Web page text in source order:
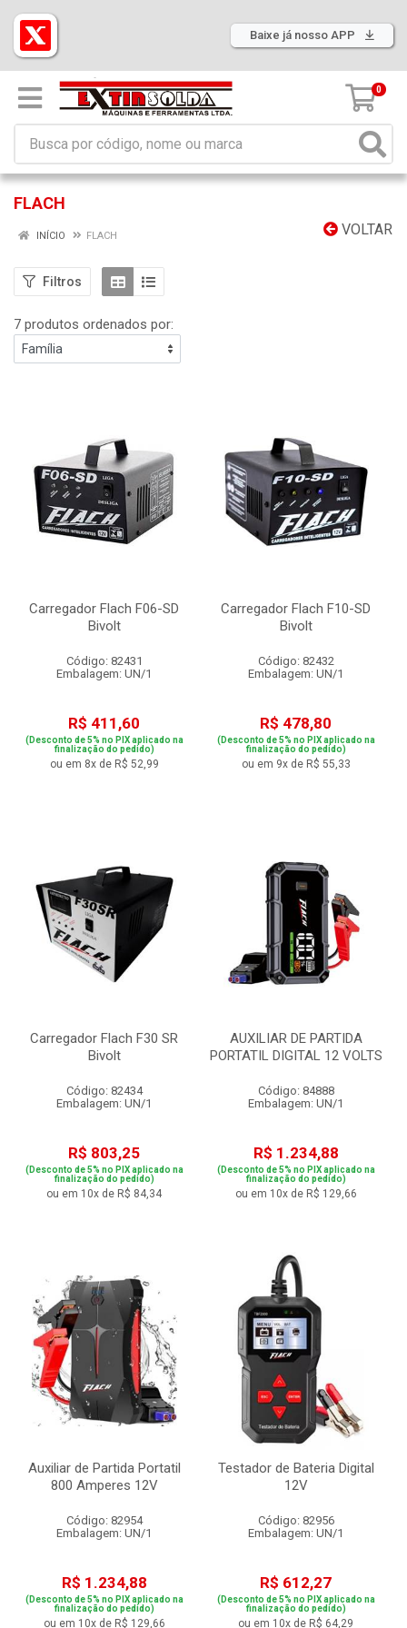
Baixe já nosso APP
0
FLACH
VOLTAR
INÍCIO FLACH
Filtros
7 produtos ordenados por:
Carregador Flach F06-SD
Bivolt
Código: 82431
Embalagem: UN/1
R$ 411,60
(Desconto de 5% no PIX aplicado na
finalização do pedido)
ou em 8x de R$ 52,99
Carregador Flach F10-SD
Bivolt
Código: 82432
Embalagem: UN/1
R$ 478,80
(Desconto de 5% no PIX aplicado na
finalização do pedido)
ou em 9x de R$ 55,33
Carregador Flach F30 SR
Bivolt
Código: 82434
Embalagem: UN/1
R$ 803,25
(Desconto de 5% no PIX aplicado na
finalização do pedido)
ou em 10x de R$ 84,34
AUXILIAR DE PARTIDA
PORTATIL DIGITAL 12 VOLTS
Código: 84888
Embalagem: UN/1
R$ 1.234,88
(Desconto de 5% no PIX aplicado na
finalização do pedido)
ou em 10x de R$ 129,66
Auxiliar de Partida Portatil
800 Amperes 12V
Código: 82954
Embalagem: UN/1
R$ 1.234,88
(Desconto de 5% no PIX aplicado na
finalização do pedido)
ou em 10x de R$ 129,66
Testador de Bateria Digital
12V
Código: 82956
Embalagem: UN/1
R$ 612,27
(Desconto de 5% no PIX aplicado na
finalização do pedido)
ou em 10x de R$ 64,29